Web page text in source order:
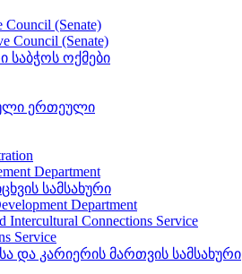
Council (Senate)
Council (Senate)
ოქმები
ერთეული
Department
სამსახური
Department
Intercultural Connections Service
Service
და კარიერის მართვის სამსახური